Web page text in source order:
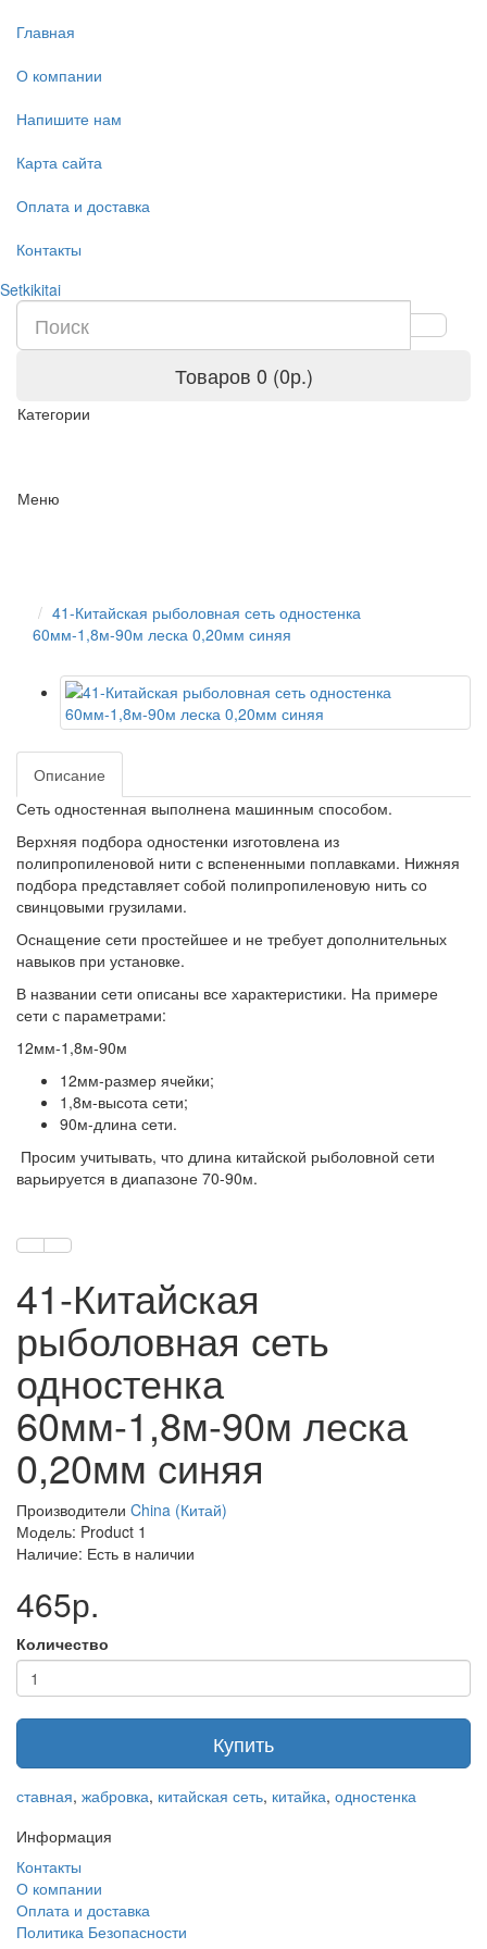
Главная
О компании
Напишите нам
Карта сайта
Оплата и доставка
Контакты
Setkikitai
Товаров 0 (0р.)
Категории
Меню
41-Китайская рыболовная сеть одностенка
60мм-1,8м-90м леска 0,20мм синяя
Описание
Сеть одностенная выполнена машинным способом.
Верхняя подбора одностенки изготовлена из
полипропиленовой нити с вспененными поплавками. Нижняя
подбора представляет собой полипропиленовую нить со
свинцовыми грузилами.
Оснащение сети простейшее и не требует дополнительных
навыков при установке.
В названии сети описаны все характеристики. На примере
сети с параметрами:
12мм-1,8м-90м
12мм-размер ячейки;
1,8м-высота сети;
90м-длина сети.
Просим учитывать, что длина китайской рыболовной сети
варьируется в диапазоне 70-90м.
41-Китайская
рыболовная сеть
одностенка
60мм-1,8м-90м леска
0,20мм синяя
Производители China (Китай)
Модель: Product 1
Наличие: Есть в наличии
465р.
Количество
Купить
ставная, жабровка, китайская сеть, китайка, одностенка
Информация
Контакты
О компании
Оплата и доставка
Политика Безопасности